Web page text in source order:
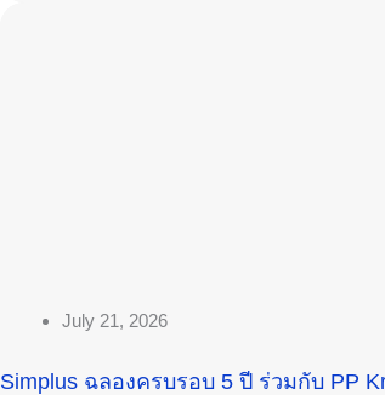
July 21, 2026
Simplus ฉลองครบรอบ 5 ปี ร่วมกับ PP